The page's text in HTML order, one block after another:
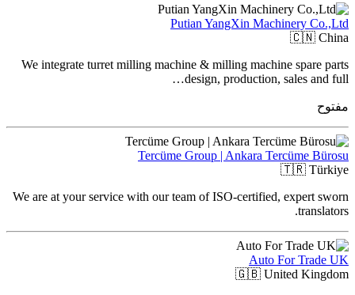
Putian YangXin Machinery Co.,Ltd
🇨🇳 China
We integrate turret milling machine & milling machine spare parts
design, production, sales and full…
مفتوح
Tercüme Group | Ankara Tercüme Bürosu
🇹🇷 Türkiye
We are at your service with our team of ISO-certified, expert sworn
translators.
Auto For Trade UK
🇬🇧 United Kingdom